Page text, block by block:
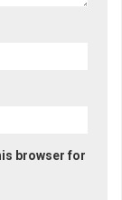
browser for